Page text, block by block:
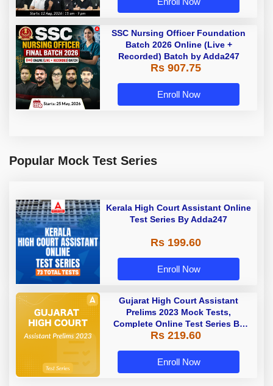
SSC Nursing Officer Foundation
Batch 2026 Online (Live +
Recorded) Batch by Adda247
Rs 907.75
Enroll Now
Popular Mock Test Series
Kerala High Court Assistant Online
Test Series By Adda247
Rs 199.60
Enroll Now
Gujarat High Court Assistant
Prelims 2023 Mock Tests,
Complete Online Test Series By
Adda247
Rs 219.60
Enroll Now